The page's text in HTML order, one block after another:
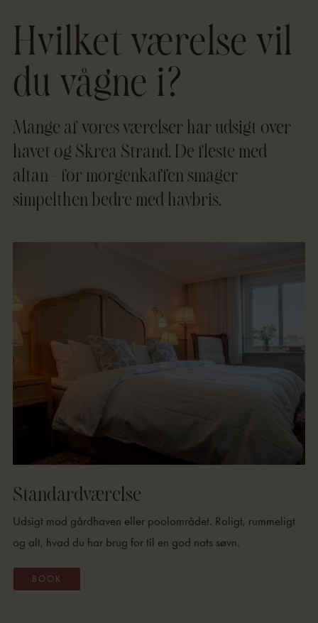
Hvilket værelse vil
du vågne i?
Mange af vores værelser har udsigt over
havet og Skrea Strand. De fleste med
altan – for morgenkaffen smager
simpelthen bedre med havbris.
Standardværelse
Udsigt mod gårdhaven eller poolområdet. Roligt, rummeligt
og alt, hvad du har brug for til en god nats søvn.
BOOK